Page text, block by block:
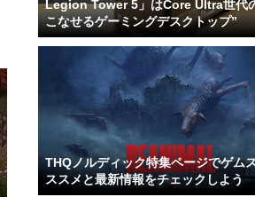
Legion Tower 5」はCore Ultra世代
こなせるゲーミングデスクトップ”
THQノルディック特集ページでゲム
ススメと最新情報をチェックしよう